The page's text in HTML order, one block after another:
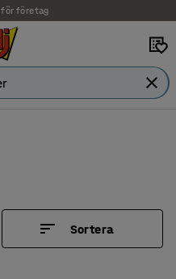
för företag
Sortera